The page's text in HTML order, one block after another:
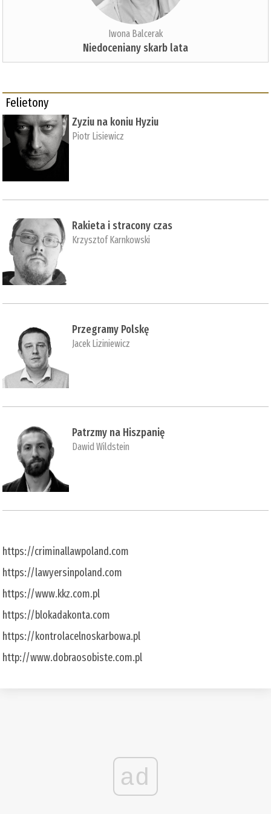
Iwona Balcerak
Niedoceniany skarb lata
Felietony
Zyziu na koniu Hyziu
Piotr Lisiewicz
Rakieta i stracony czas
Krzysztof Karnkowski
Przegramy Polskę
Jacek Liziniewicz
Patrzmy na Hiszpanię
Dawid Wildstein
https://criminallawpoland.com
https://lawyersinpoland.com
https://www.kkz.com.pl
https://blokadakonta.com
https://kontrolacelnoskarbowa.pl
http://www.dobraosobiste.com.pl
ad